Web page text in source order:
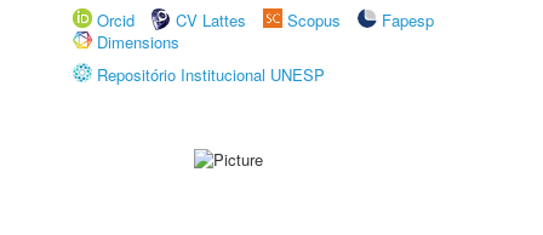
Orcid
CV Lattes Scopus
Fapesp
Dimensions
Repositório Institucional UNESP